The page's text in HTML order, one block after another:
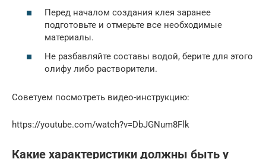
Перед началом создания клея заранее
подготовьте и отмерьте все необходимые
материалы.
Не разбавляйте составы водой, берите для этого
олифу либо растворители.
Советуем посмотреть видео-инструкцию:
https://youtube.com/watch?v=DbJGNum8Flk
Какие характеристики должны быть у